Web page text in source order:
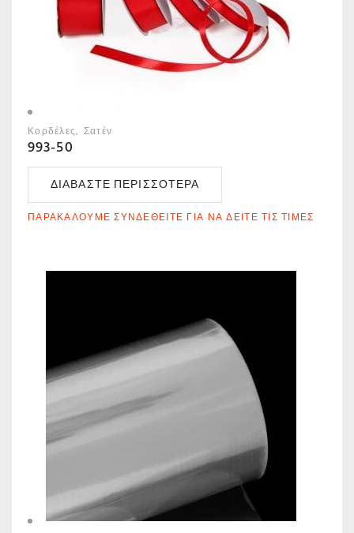
Κορδέλες Σατέν
993-50
ΔΙΑΒΆΣΤΕ ΠΕΡΙΣΣΌΤΕΡΑ
ΠΑΡΑΚΑΛΟΎΜΕ ΣΥΝΔΕΘΕΊΤΕ ΓΙΑ ΝΑ ΔΕΊΤΕ ΤΙΣ ΤΙΜΈΣ